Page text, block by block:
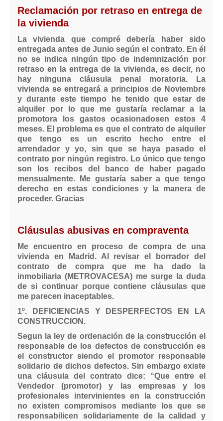
Reclamación por retraso en entrega de
la vivienda
La vivienda que compré debería haber sido
entregada antes de Junio según el contrato. En él
no se indica ningún tipo de indemnización por
retraso en la entrega de la vivienda, es decir, no
hay ninguna cláusula penal moratoria. La
vivienda se entregará a principios de Noviembre
y durante este tiempo he tenido que estar de
alquiler por lo que me gustaría reclamar a la
promotora los gastos ocasionadosen estos 4
meses. El problema es que el contrato de alquiler
que tengo es un escrito hecho entre el
arrendador y yo, sin que se haya pasado el
contrato por ningún registro. Lo único que tengo
son los recibos del banco de haber pagado
mensualmente. Me gustaría saber a que tengo
derecho en estas condiciones y la manera de
proceder. Gracias
Cláusulas abusivas en compraventa
Me encuentro en proceso de compra de una
vivienda en Madrid. Al revisar el borrador del
contrato de compra que me ha dado la
inmobiliaria (METROVACESA) me surge la duda
de si continuar porque contiene cláusulas que
me parecen inaceptables.
1º. DEFICIENCIAS Y DESPERFECTOS EN LA
CONSTRUCCION.
Segun la ley de ordenación de la construcción el
responsable de los defectos de construcción es
el constructor siendo el promotor responsable
solidario de dichos defectos. Sin embargo existe
una cláusula del contrato dice: “Que entre el
Vendedor (promotor) y las empresas y los
profesionales intervinientes en la construcción
no existen compromisos mediante los que se
responsabilicen solidariamente de la calidad y